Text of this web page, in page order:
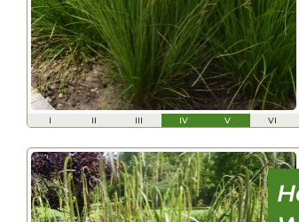
I II III IV V VI